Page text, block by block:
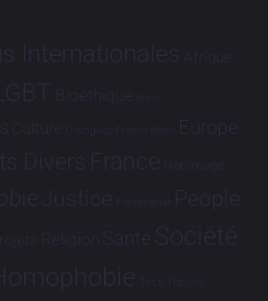
Internationales Afrique
Bioéthique Brève
Culture Dialogues France-Brésil Europe
Divers France Hommage
Justice Partenariat People
Religion Santé Société
Tech Tribune